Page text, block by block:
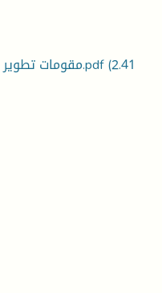
مقومات تطوير الروح المقاولاتية لدى طلبة جامعة.pdf(2.41